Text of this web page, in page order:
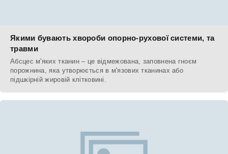
Якими бувають хвороби опорно-рухової системи, та
травми
Абсцес м'яких тканин – це відмежована, заповнена гноєм
порожнина, яка утворюється в м'язових тканинах або
підшкірній жировій клітковині.